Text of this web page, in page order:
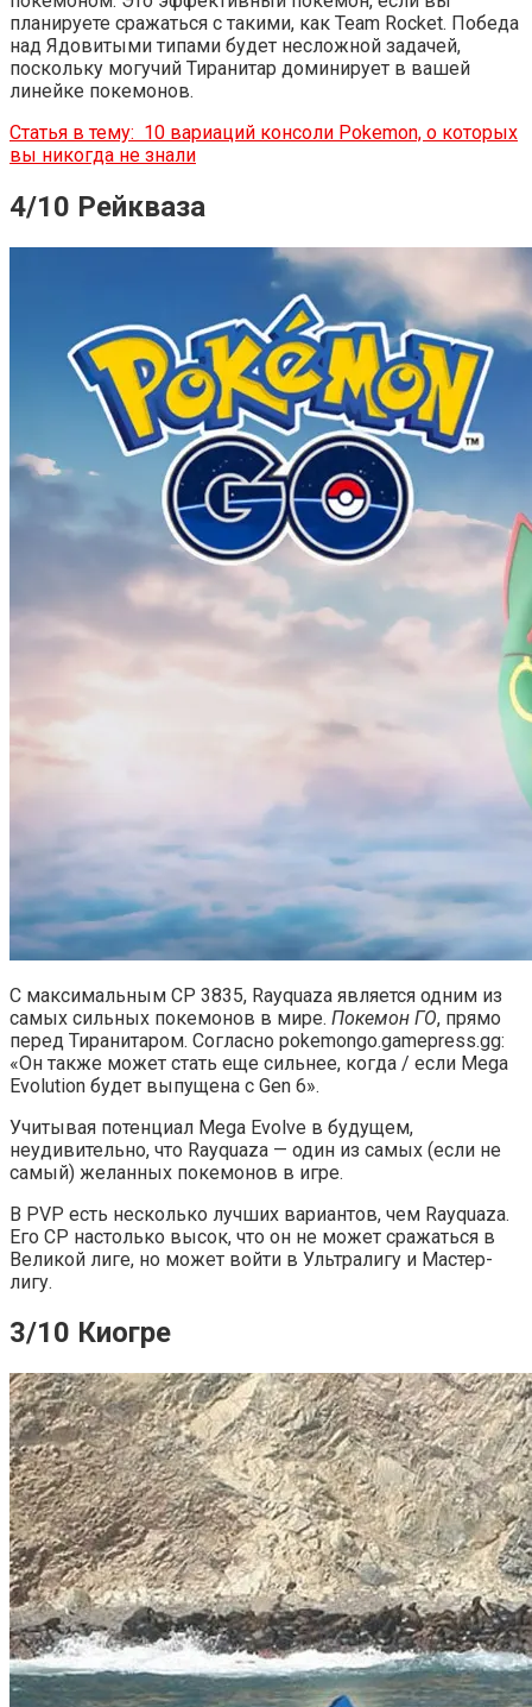
планируете сражаться с такими, как Team Rocket. Победа
над Ядовитыми типами будет несложной задачей,
поскольку могучий Тиранитар доминирует в вашей
линейке покемонов.
Статья в тему: 10 вариаций консоли Pokemon, о которых
вы никогда не знали
4/10 Рейкваза
С максимальным CP 3835, Rayquaza является одним из
самых сильных покемонов в мире. Покемон ГО, прямо
перед Тиранитаром. Согласно pokemongo.gamepress.gg:
«Он также может стать еще сильнее, когда / если Mega
Evolution будет выпущена с Gen 6».
Учитывая потенциал Mega Evolve в будущем,
неудивительно, что Rayquaza — один из самых (если не
самый) желанных покемонов в игре.
В PVP есть несколько лучших вариантов, чем Rayquaza.
Его CP настолько высок, что он не может сражаться в
Великой лиге, но может войти в Ультралигу и Мастер-
лигу.
3/10 Киогре